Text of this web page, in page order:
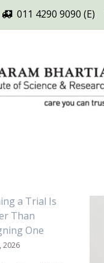
011 4290 9090 (E)
a Trial Is
Than
One
2026